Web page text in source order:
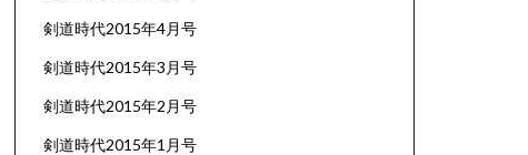
剣道時代2015年4月号
剣道時代2015年3月号
剣道時代2015年2月号
剣道時代2015年1月号